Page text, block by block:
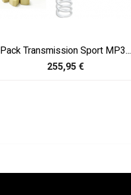
Pack Transmission Sport MP3...
Prix
255,95 €